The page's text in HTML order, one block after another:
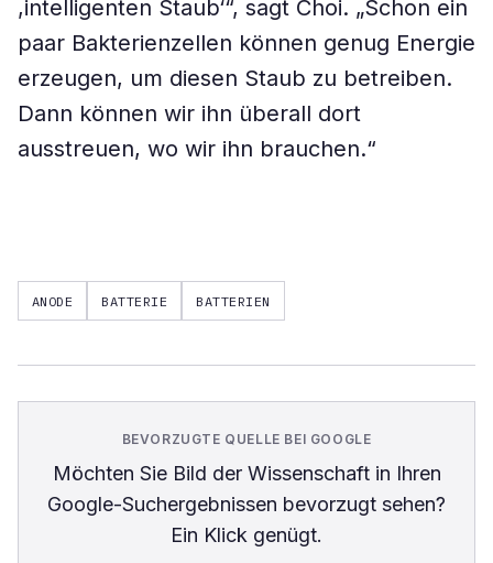
,intelligenten Staub‘“, sagt Choi. „Schon ein
paar Bakterienzellen können genug Energie
erzeugen, um diesen Staub zu betreiben.
Dann können wir ihn überall dort
ausstreuen, wo wir ihn brauchen.“
ANODE BATTERIE BATTERIEN
BEVORZUGTE QUELLE BEI GOOGLE
Möchten Sie Bild der Wissenschaftin Ihren
Google-Suchergebnissen bevorzugt sehen?
Ein Klick genügt.